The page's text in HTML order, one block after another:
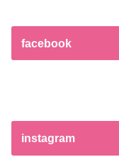
facebook
instagram